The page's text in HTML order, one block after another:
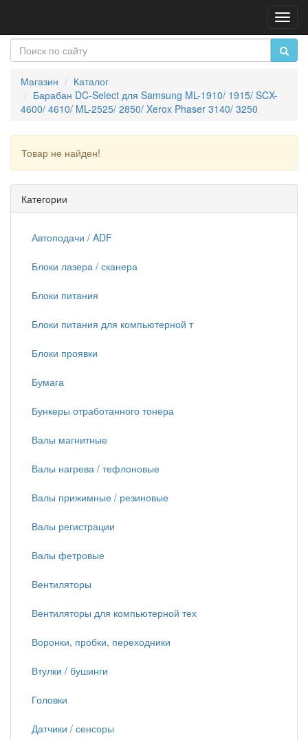
Магазин
Каталог
Барабан DC-Select для Samsung ML-1910/ 1915/ SCX-
4600/ 4610/ ML-2525/ 2850/ Xerox Phaser 3140/ 3250
Товар не найден!
Категории
Автоподачи / ADF
Блоки лазера / сканера
Блоки питания
Блоки питания для компьютерной т
Блоки проявки
Бумага
Бункеры отработанного тонера
Валы магнитные
Валы нагрева / тефлоновые
Валы прижимные / резиновые
Валы регистрации
Валы фетровые
Вентиляторы
Вентиляторы для компьютерной тех
Воронки, пробки, переходники
Втулки / бушинги
Головки
Датчики / сенсоры